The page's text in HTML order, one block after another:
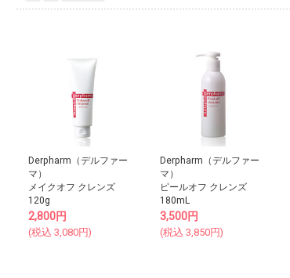
Derpharm（デルファー
マ）
メイクオフ クレンズ
120g
2,800円
(税込3,080円)
Derpharm（デルファー
マ）
ピールオフ クレンズ
180mL
3,500円
(税込 3,850円)